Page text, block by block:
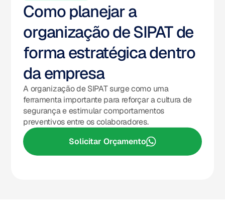
Como planejar a
organização de SIPAT de
forma estratégica dentro
da empresa
A organização de SIPAT surge como uma
ferramenta importante para reforçar a cultura de
segurança e estimular comportamentos
preventivos entre os colaboradores.
Solicitar Orçamento